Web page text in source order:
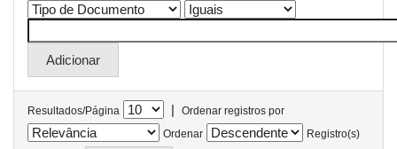
Resultados/Página |
Ordenar registros por
Ordenar
Registro(s)